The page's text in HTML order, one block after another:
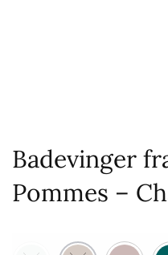
Badevinger
Pommes –